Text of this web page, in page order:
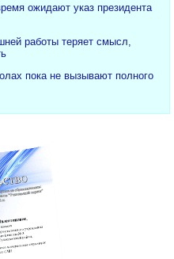
ожидают указ президента
работы теряет смысл,
пока не вызывают полного